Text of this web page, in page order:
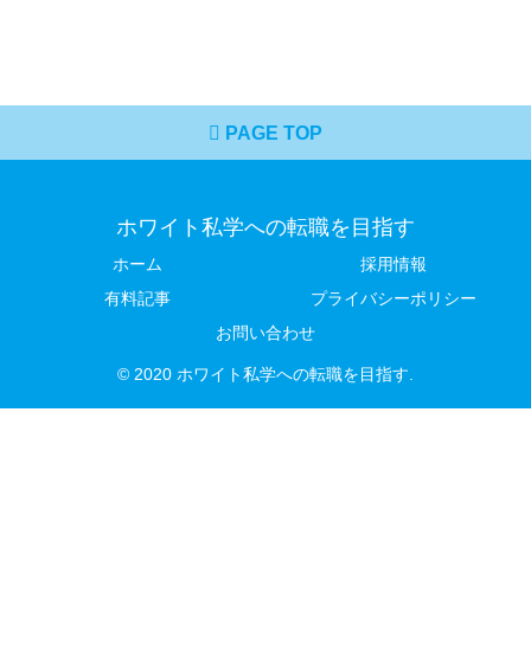
PAGE TOP
ホワイト私学への転職を目指す
ホーム
採用情報
有料記事
プライバシーポリシー
お問い合わせ
© 2020 ホワイト私学への転職を目指す.